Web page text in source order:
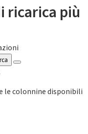
ricarica più
le colonnine disponibili